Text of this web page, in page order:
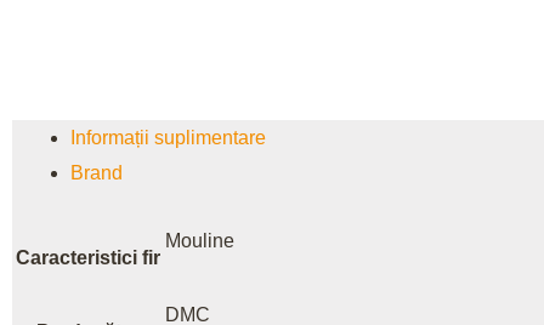
Informații suplimentare
Brand
Caracteristici fir
Mouline
DMC